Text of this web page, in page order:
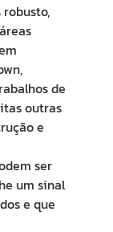
de
outras
e
ser
um sinal
e que